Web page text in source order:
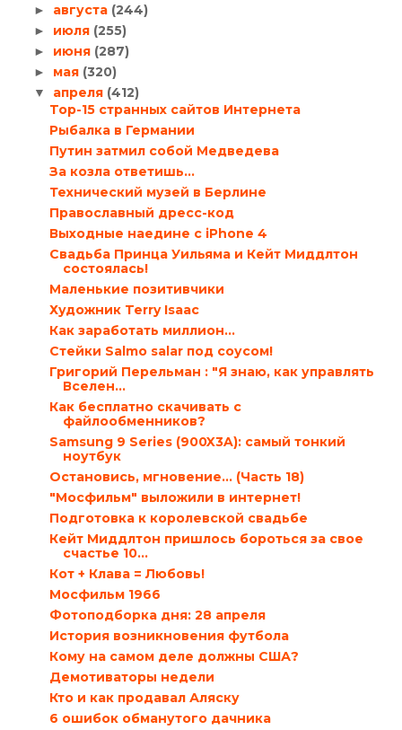
► августа (244)
► июля (255)
► июня (287)
► мая (320)
▼ апреля (412)
Top-15 странных сайтов Интернета
Рыбалка в Германии
Путин затмил собой Медведева
За козла ответишь…
Технический музей в Берлине
Православный дресс-код
Выходные наедине с iPhone 4
Свадьба Принца Уильяма и Кейт Миддлтон
состоялась!
Маленькие позитивчики
Художник Terry Isaac
Как заработать миллион…
Стейки Salmo salar под соусом!
Григорий Перельман : "Я знаю, как управлять
Вселен...
Как бесплатно скачивать с
файлообменников?
Samsung 9 Series (900X3A): самый тонкий
ноутбук
Остановись, мгновение... (Часть 18)
"Мосфильм" выложили в интернет!
Подготовка к королевской свадьбе
Кейт Миддлтон пришлось бороться за свое
счастье 10...
Кот + Клава = Любовь!
Мосфильм 1966
Фотоподборка дня: 28 апреля
История возникновения футбола
Кому на самом деле должны США?
Демотиваторы недели
Кто и как продавал Аляску
6 ошибок обманутого дачника